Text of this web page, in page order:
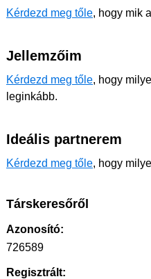
Kérdezd meg tőle, hogy mik
Jellemzőim
Kérdezd meg tőle, hogy
leginkább.
Ideális partnerem
Kérdezd meg tőle, hogy
Társkeresőről
Azonosító:
726589
Regisztrált: